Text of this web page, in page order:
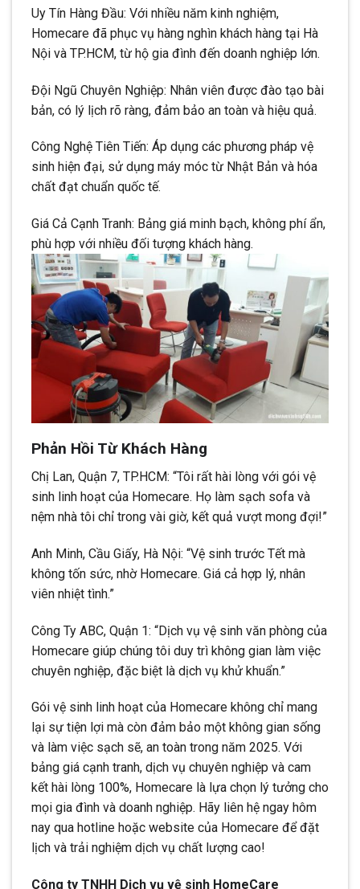
Uy Tín Hàng Đầu: Với nhiều năm kinh nghiệm,
Homecare đã phục vụ hàng nghìn khách hàng tại Hà
Nội và TP.HCM, từ hộ gia đình đến doanh nghiệp lớn.
Đội Ngũ Chuyên Nghiệp: Nhân viên được đào tạo bài
bản, có lý lịch rõ ràng, đảm bảo an toàn và hiệu quả.
Công Nghệ Tiên Tiến: Áp dụng các phương pháp vệ
sinh hiện đại, sử dụng máy móc từ Nhật Bản và hóa
chất đạt chuẩn quốc tế.
Giá Cả Cạnh Tranh: Bảng giá minh bạch, không phí ẩn,
phù hợp với nhiều đối tượng khách hàng.
Phản Hồi Từ Khách Hàng
Chị Lan, Quận 7, TP.HCM: “Tôi rất hài lòng với gói vệ
sinh linh hoạt của Homecare. Họ làm sạch sofa và
nệm nhà tôi chỉ trong vài giờ, kết quả vượt mong đợi!”
Anh Minh, Cầu Giấy, Hà Nội: “Vệ sinh trước Tết mà
không tốn sức, nhờ Homecare. Giá cả hợp lý, nhân
viên nhiệt tình.”
Công Ty ABC, Quận 1: “Dịch vụ vệ sinh văn phòng của
Homecare giúp chúng tôi duy trì không gian làm việc
chuyên nghiệp, đặc biệt là dịch vụ khử khuẩn.”
Gói vệ sinh linh hoạt của Homecare không chỉ mang
lại sự tiện lợi mà còn đảm bảo một không gian sống
và làm việc sạch sẽ, an toàn trong năm 2025. Với
bảng giá cạnh tranh, dịch vụ chuyên nghiệp và cam
kết hài lòng 100%, Homecare là lựa chọn lý tưởng cho
mọi gia đình và doanh nghiệp. Hãy liên hệ ngay hôm
nay qua hotline hoặc website của Homecare để đặt
lịch và trải nghiệm dịch vụ chất lượng cao!
Công ty TNHH Dịch vụ vệ sinh HomeCare